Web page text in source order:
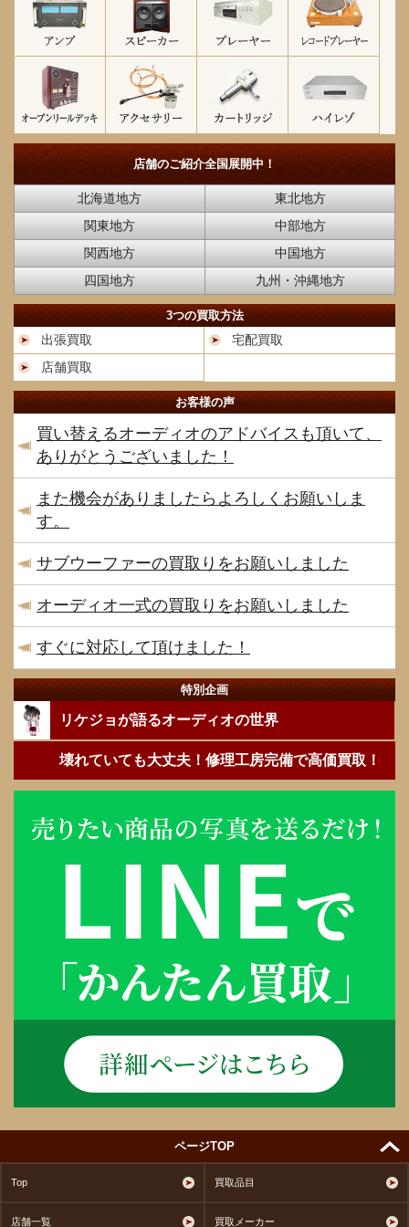
店舗のご紹介全国展開中！
北海道地方
東北地方
関東地方
中部地方
関西地方
中国地方
四国地方
九州・沖縄地方
3つの買取方法
出張買取
宅配買取
店舗買取
お客様の声
買い替えるオーディオのアドバイスも頂いて、
ありがとうございました！
また機会がありましたらよろしくお願いしま
す。
サブウーファーの買取りをお願いしました
オーディオ一式の買取りをお願いしました
すぐに対応して頂けました！
特別企画
リケジョが語るオーディオの世界
壊れていても大丈夫！修理工房完備で高価買取！
ページTOP
Top 買取品目
店舗一覧 買取メーカー